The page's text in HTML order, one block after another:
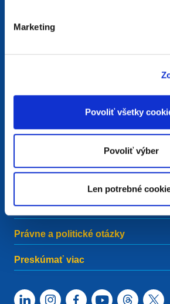
Marketing
Povoliť všetky
Povoliť výber
Len potrebné
European Registry for Internet
Telecomlaan 9/7
RPR Brussel – VAT BE 0864.240.405
+32 2 401 27 50
Všeobecná podpora: info@eurid.eu
Pre médiá:
Menu
Právne a politické otázky
Preskúmať viac